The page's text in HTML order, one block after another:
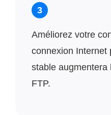
3
Améliorez votre
connexion Internet
stable augmentera
FTP.